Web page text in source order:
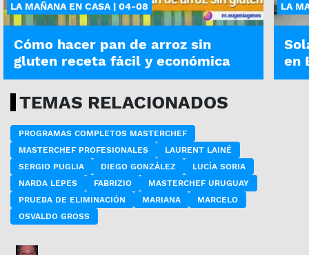
LA MAÑANA EN CASA | 04-08
Cómo hacer pan de arroz sin
gluten receta fácil y económica
LA
en
TEMAS RELACIONADOS
PROGRAMAS COMPLETOS MASTERCHEF
MASTERCHEF PROFESIONALES
LAURENT LAINÉ
SERGIO PUGLIA
DIEGO GONZÁLEZ
LUCÍA SORIA
NARDA LEPES
FABRIZIO
MASTERCHEF URUGUAY
PRUEBA DE ELIMINACIÓN
MARIANA
MARCELO
OSVALDO GROSS